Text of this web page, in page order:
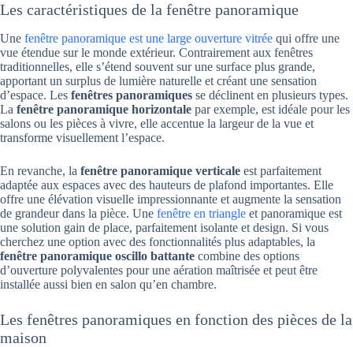
Les caractéristiques de la fenêtre panoramique
Une fenêtre panoramique est une large ouverture vitrée qui offre une
vue étendue sur le monde extérieur. Contrairement aux fenêtres
traditionnelles, elle s’étend souvent sur une surface plus grande,
apportant un surplus de lumière naturelle et créant une sensation
d’espace. Les fenêtres panoramiques se déclinent en plusieurs types.
La fenêtre panoramique horizontale par exemple, est idéale pour les
salons ou les pièces à vivre, elle accentue la largeur de la vue et
transforme visuellement l’espace.
En revanche, la fenêtre panoramique verticale est parfaitement
adaptée aux espaces avec des hauteurs de plafond importantes. Elle
offre une élévation visuelle impressionnante et augmente la sensation
de grandeur dans la pièce. Une fenêtre en triangle et panoramique est
une solution gain de place, parfaitement isolante et design. Si vous
cherchez une option avec des fonctionnalités plus adaptables, la
fenêtre panoramique oscillo battante combine des options
d’ouverture polyvalentes pour une aération maîtrisée et peut être
installée aussi bien en salon qu’en chambre.
Les fenêtres panoramiques en fonction des pièces de la
maison